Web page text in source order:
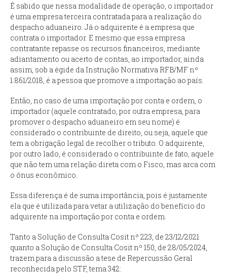
É sabido que nessa modalidade de operação, o importador
é uma empresa terceira contratada para a realização do
despacho aduaneiro. Já o adquirente é a empresa que
contrata o importador. E mesmo que essa empresa
contratante repasse os recursos financeiros, mediante
adiantamento ou acerto de contas, ao importador, ainda
assim, sob a égide da Instrução Normativa RFB/MF nº
1.861/2018, é a pessoa que promove a importação ao país.
Então, no caso de uma importação por conta e ordem, o
importador (aquele contratado, por outra empresa, para
promover o despacho aduaneiro em seu nome) é
considerado o contribuinte de direito, ou seja, aquele que
tem a obrigação legal de recolher o tributo. O adquirente,
por outro lado, é considerado o contribuinte de fato, aquele
que não tem uma relação direta com o Fisco, mas arca com
o ônus econômico.
Essa diferença é de suma importância, pois é justamente
ela que é utilizada para vetar a utilização do benefício do
adquirente na importação por conta e ordem.
Tanto a Solução de Consulta Cosit nº 223, de 23/12/2021
quanto a Solução de Consulta Cosit nº 150, de 28/05/2024,
trazem para a discussão a tese de Repercussão Geral
reconhecida pelo STF, tema 342: